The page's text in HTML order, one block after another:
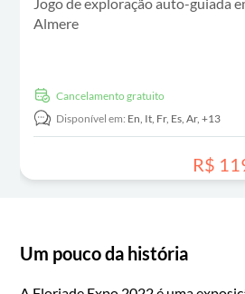
Almere
Cancelamento gratuito
Disponível em: En, It, Fr, Es,Ar,+13
R$
Um pouco da história